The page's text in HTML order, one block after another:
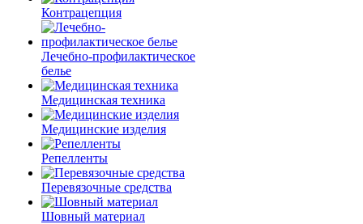
Контрацепция
Лечебно-профилактическое
белье
Медицинская техника
Медицинские изделия
Репелленты
Перевязочные средства
Шовный материал